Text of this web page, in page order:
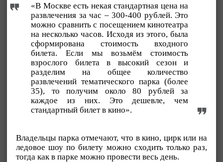
«В Москве есть некая стандартная цена на
развлечения за час – 300-400 рублей. Это
можно сравнить с посещением кинотеатра
на несколько часов. Исходя из этого, была
сформирована стоимость входного
билета. Если мы возьмём стоимость
взрослого билета в высокий сезон и
разделим на общее количество
развлечений тематического парка (более
35), то получим около 80 рублей за
каждое из них. Это дешевле, чем
стандартный билет в кино».
Владельцы парка отмечают, что в кино, цирк или на
ледовое шоу по билету можно сходить только раз,
тогда как в парке можно провести весь день.